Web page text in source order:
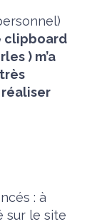
clipboard
) m’a
: à
sur le site